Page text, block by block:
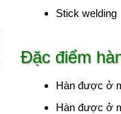
Stick welding
Đặc điểm
Hàn được ở
Hàn được ở